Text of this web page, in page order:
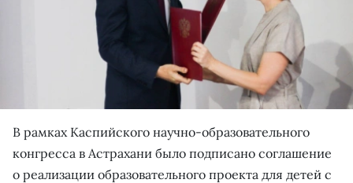
В рамках Каспийского научно-образовательного
конгресса в Астрахани было подписано соглашение
о реализации образовательного проекта для детей с